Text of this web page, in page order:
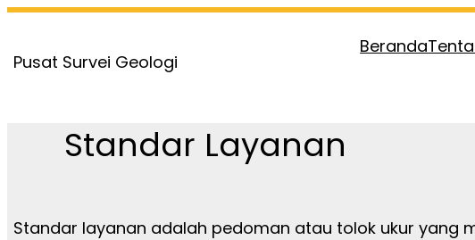
Skip
content
Pusat Survei Geologi
Beranda
Standar Layanan
Standar layanan adalah pedoman atau tolok ukur yang